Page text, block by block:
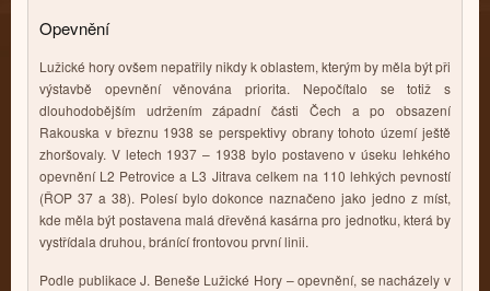
Opevnění
Lužické hory ovšem nepatřily nikdy k oblastem, kterým by měla být při
výstavbě opevnění věnována priorita. Nepočítalo se totiž s
dlouhodobějším udržením západní části Čech a po obsazení
Rakouska v březnu 1938 se perspektivy obrany tohoto území ještě
zhoršovaly. V letech 1937 – 1938 bylo postaveno v úseku lehkého
opevnění L2 Petrovice a L3 Jitrava celkem na 110 lehkých pevností
(ŘOP 37 a 38). Polesí bylo dokonce naznačeno jako jedno z míst,
kde měla být postavena malá dřevěná kasárna pro jednotku, která by
vystřídala druhou, bránící frontovou první linii.
Podle publikace J. Beneše Lužické Hory – opevnění, se nacházely v